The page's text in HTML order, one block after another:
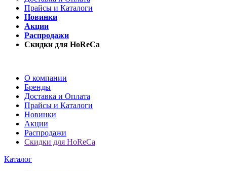
Прайсы и Каталоги
Новинки
Акции
Распродажи
Скидки для HoReCa
О компании
Бренды
Доставка и Оплата
Прайсы и Каталоги
Новинки
Акции
Распродажи
Скидки для HoReCa
Каталог